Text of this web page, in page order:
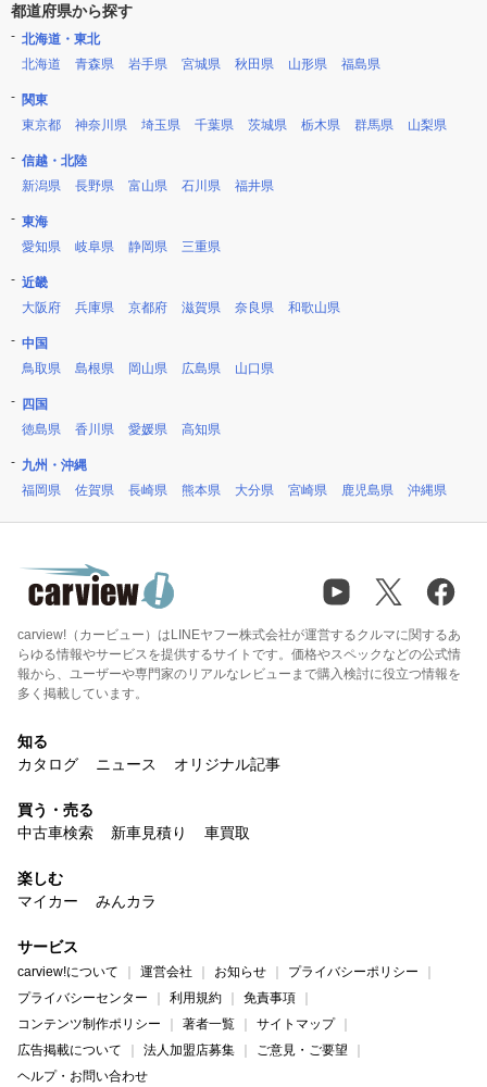
都道府県から探す
北海道・東北
北海道
青森県 岩手県 宮城県 秋田県 山形県 福島県
関東
東京都
神奈川県 埼玉県 千葉県 茨城県 栃木県 群馬県 山梨県
信越・北陸
新潟県
長野県 富山県 石川県 福井県
東海
愛知県
岐阜県 静岡県 三重県
近畿
大阪府
兵庫県 京都府 滋賀県 奈良県 和歌山県
中国
鳥取県
島根県 岡山県 広島県 山口県
四国
徳島県
香川県 愛媛県 高知県
九州・沖縄
福岡県
佐賀県 長崎県 熊本県 大分県 宮崎県 鹿児島県 沖縄県
carview!（カービュー）はLINEヤフー株式会社が運営するクルマに関するあ
らゆる情報やサービスを提供するサイトです。価格やスペックなどの公式情
報から、ユーザーや専門家のリアルなレビューまで購入検討に役立つ情報を
多く掲載しています。
知る
カタログ
ニュース オリジナル記事
買う・売る
中古車検索
新車見積り 車買取
楽しむ
マイカー
みんカラ
サービス
carview!について 運営会社 お知らせ
プライバシーポリシー
プライバシーセンター
利用規約
免責事項
コンテンツ制作ポリシー
著者一覧
サイトマップ
広告掲載について
法人加盟店募集
ご意見・ご要望
ヘルプ・お問い合わせ